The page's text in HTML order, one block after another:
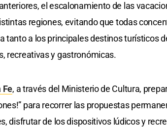
el escalonamiento de las
regiones, evitando que todas
tanto a los principales destinos turísticos
recreativas y gastronómicas.
Fe, a través del Ministerio de Cultura,
para recorrer las propuestas
disfrutar de los dispositivos lúdicos y